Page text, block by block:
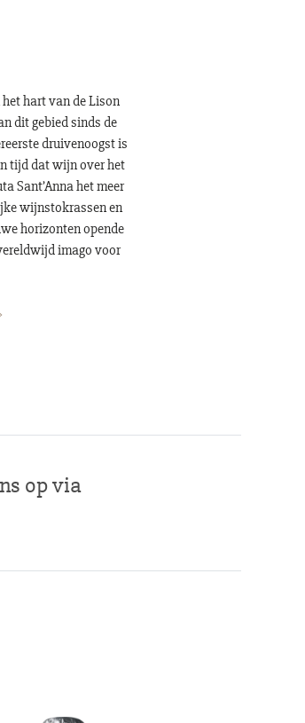
hart van de Lison
dit gebied sinds de
druivenoogst is
tijd dat wijn over het
Sant’Anna het meer
wijnstokrassen en
horizonten opende
imago voor
op via